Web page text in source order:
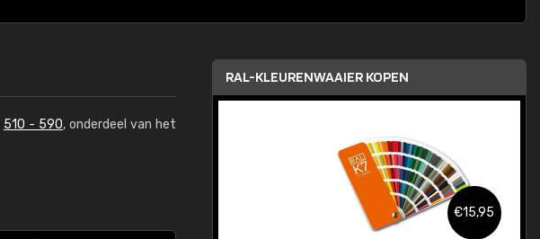
510 - 590, onderdeel van het
RAL-KLEURENWAAIER KOPEN
€15,95